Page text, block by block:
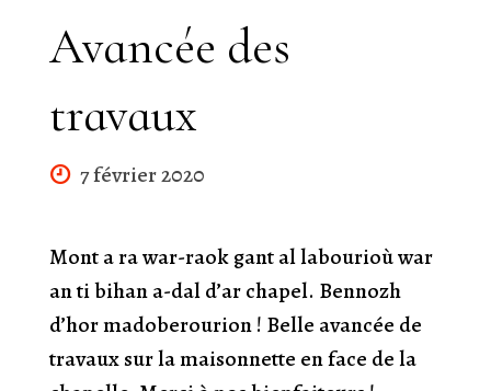
Avancée des
travaux
7 février 2020
Mont a ra war-raok gant al labourioù war
an ti bihan a-dal d’ar chapel. Bennozh
d’hor madoberourion ! Belle avancée de
travaux sur la maisonnette en face de la